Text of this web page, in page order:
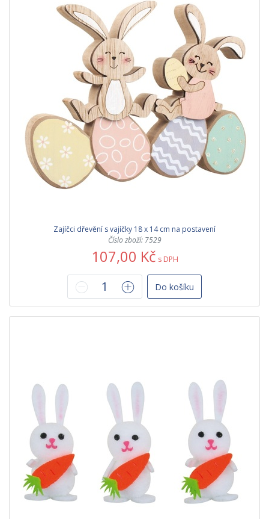
Zajíčci dřevění s vajíčky 18 x 14 cm na postavení
Číslo zboží: 7529
107,00 Kč s DPH
Do košíku